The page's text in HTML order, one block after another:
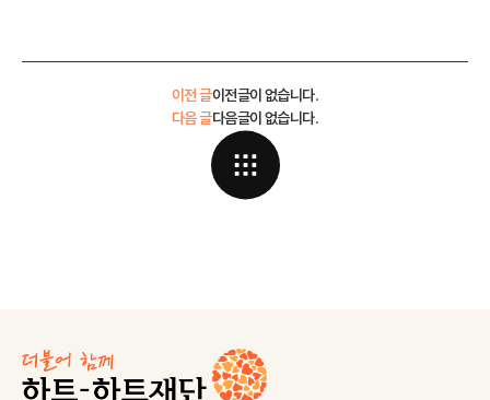
이전 글이전글이 없습니다.
다음글이 없습니다.
다음 글